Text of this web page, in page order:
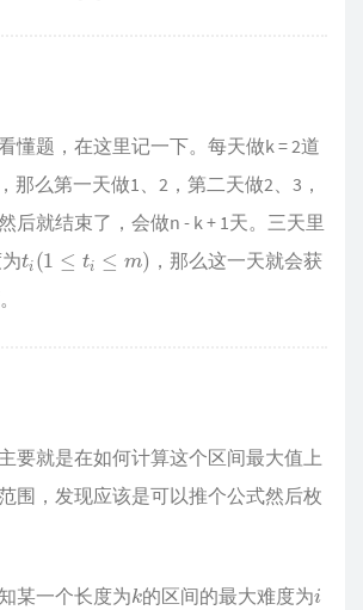
题，在这里记一下。每天做k = 2道
那么第一天做1、2，第二天做2、3，
后就结束了，会做n - k + 1天。三天里
t 1 i m
，那么这一天就会获
就是在如何计算这个区间最大值上
围，发现应该是可以推个公式然后枚
一个长度为k 的区间的最大难度为i